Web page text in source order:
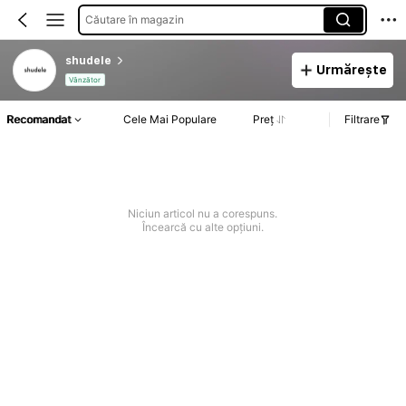
Căutare în magazin
shudele
Vânzător
Urmărește
Recomandat Cele Mai Populare Preț Filtrare
Niciun articol nu a corespuns.
Încearcă cu alte opțiuni.